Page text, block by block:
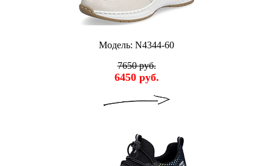
Модель: N4344-60
7650 руб.
6450 руб.